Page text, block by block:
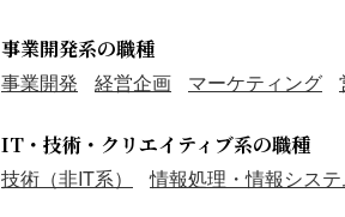
事業開発系の職種
事業開発
経営企画 マーケティング
IT・技術・クリエイティブ系の職種
技術（非IT系）
情報処理・情報シス